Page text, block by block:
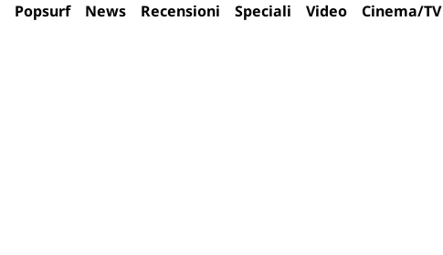
Popsurf News Recensioni Speciali Video Cinema/TV